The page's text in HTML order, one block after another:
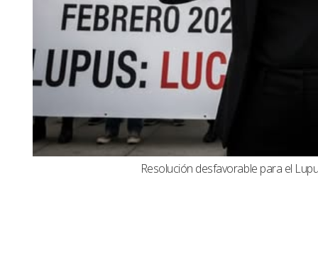
Resolución desfavorable para el